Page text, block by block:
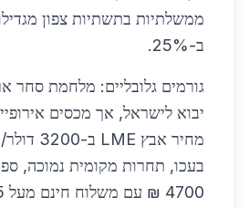
ממשלתיות בתשתיות צפון
ב-25%.
גורמים גלובליים: מלחמת סחר
בעכו, תחרות מקומית נמוכה,